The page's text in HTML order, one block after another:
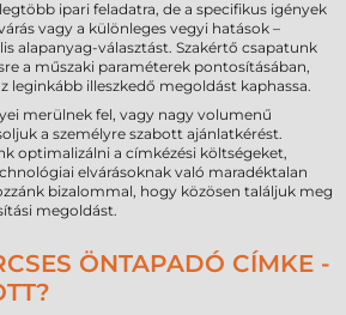
ipari feladatra, de a specifikus igények
vagy a különleges vegyi hatások –
alapanyag-választást. Szakértő csapatunk
a műszaki paraméterek pontosításában,
leginkább illeszkedő megoldást kaphassa.
merülnek fel, vagy nagy volumenű
a személyre szabott ajánlatkérést.
optimalizálni a címkézési költségeket,
elvárásoknak való maradéktalan
bizalommal, hogy közösen találjuk meg
megoldást.
ÖNTAPADÓ CÍMKE -